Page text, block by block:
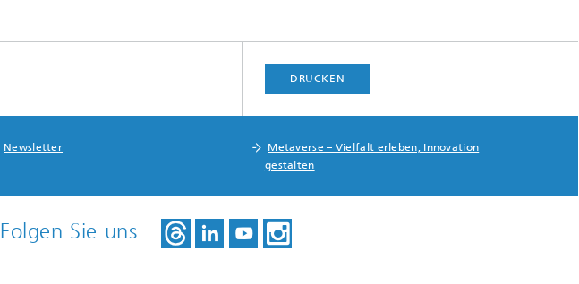
DRUCKEN
Newsletter
Metaverse – Vielfalt erleben, Innovation
gestalten
Folgen Sie uns